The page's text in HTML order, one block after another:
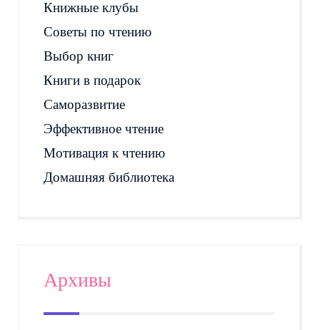
Книжные клубы
Советы по чтению
Выбор книг
Книги в подарок
Саморазвитие
Эффективное чтение
Мотивация к чтению
Домашняя библиотека
Архивы